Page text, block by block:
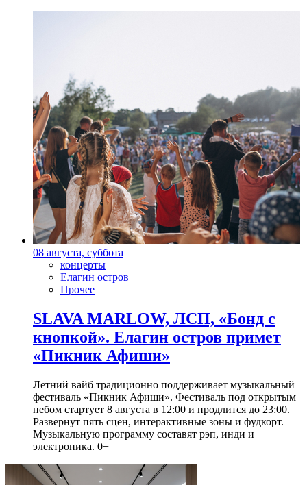
08 августа, суббота
концерты
Елагин остров
Прочее
SLAVA MARLOW, ЛСП, «Бонд с
кнопкой». Елагин остров примет
«Пикник Афиши»
Летний вайб традиционно поддерживает музыкальный
фестиваль «Пикник Афиши». Фестиваль под открытым
небом стартует 8 августа в 12:00 и продлится до 23:00.
Развернут пять сцен, интерактивные зоны и фудкорт.
Музыкальную программу составят рэп, инди и
электроника. 0+